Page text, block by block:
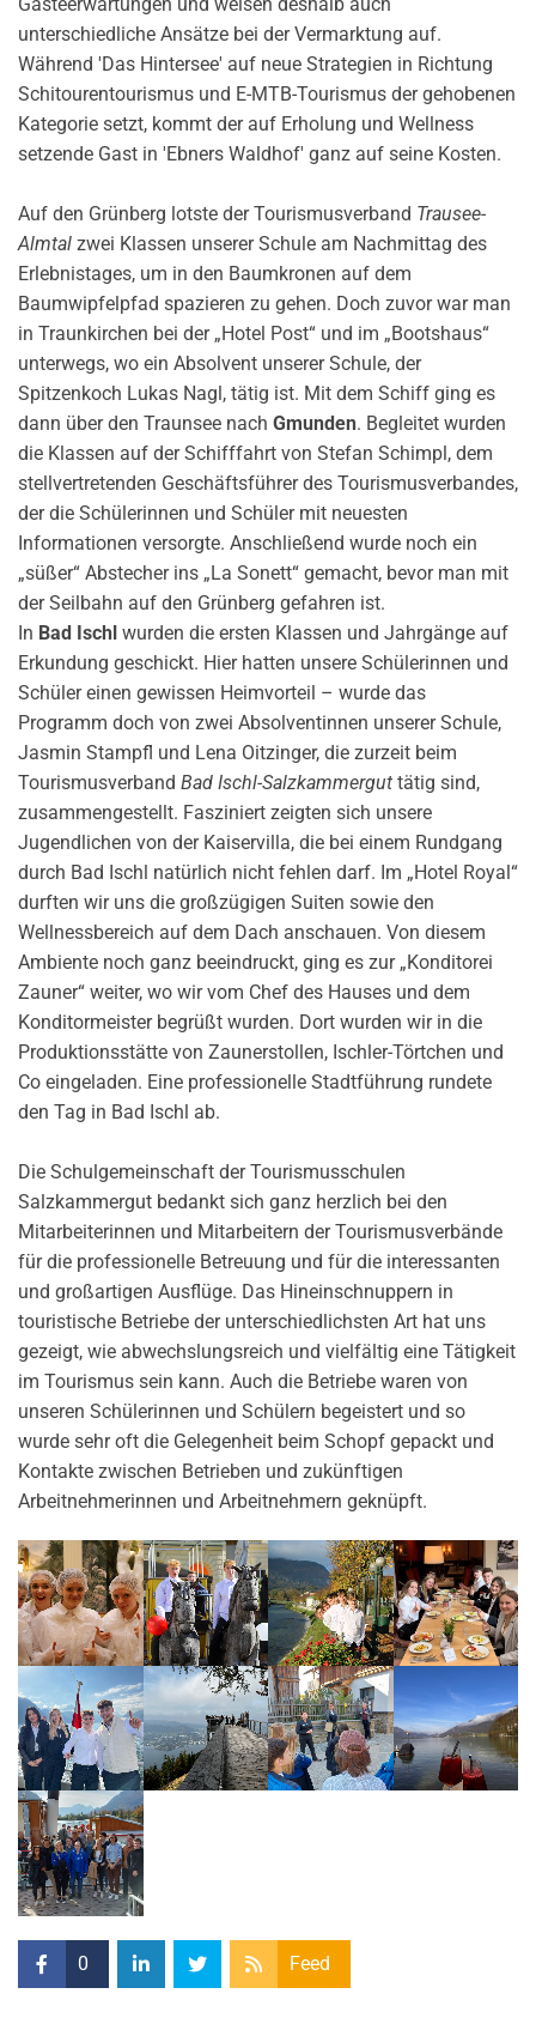
unterschiedliche Ansätze bei der Vermarktung auf.
Während 'Das Hintersee' auf neue Strategien in Richtung
Schitourentourismus und E-MTB-Tourismus der gehobenen
Kategorie setzt, kommt der auf Erholung und Wellness
setzende Gast in 'Ebners Waldhof' ganz auf seine Kosten.
Auf den Grünberg lotste der Tourismusverband Trausee-
Almtal zwei Klassen unserer Schule am Nachmittag des
Erlebnistages, um in den Baumkronen auf dem
Baumwipfelpfad spazieren zu gehen. Doch zuvor war man
in Traunkirchen bei der „Hotel Post“ und im „Bootshaus“
unterwegs, wo ein Absolvent unserer Schule, der
Spitzenkoch Lukas Nagl, tätig ist. Mit dem Schiff ging es
dann über den Traunsee nach Gmunden. Begleitet wurden
die Klassen auf der Schifffahrt von Stefan Schimpl, dem
stellvertretenden Geschäftsführer des Tourismusverbandes,
der die Schülerinnen und Schüler mit neuesten
Informationen versorgte. Anschließend wurde noch ein
„süßer“ Abstecher ins „La Sonett“ gemacht, bevor man mit
der Seilbahn auf den Grünberg gefahren ist.
In Bad Ischl wurden die ersten Klassen und Jahrgänge auf
Erkundung geschickt. Hier hatten unsere Schülerinnen und
Schüler einen gewissen Heimvorteil – wurde das
Programm doch von zwei Absolventinnen unserer Schule,
Jasmin Stampfl und Lena Oitzinger, die zurzeit beim
Tourismusverband Bad Ischl-Salzkammergut tätig sind,
zusammengestellt. Fasziniert zeigten sich unsere
Jugendlichen von der Kaiservilla, die bei einem Rundgang
durch Bad Ischl natürlich nicht fehlen darf. Im „Hotel Royal“
durften wir uns die großzügigen Suiten sowie den
Wellnessbereich auf dem Dach anschauen. Von diesem
Ambiente noch ganz beeindruckt, ging es zur „Konditorei
Zauner“ weiter, wo wir vom Chef des Hauses und dem
Konditormeister begrüßt wurden. Dort wurden wir in die
Produktionsstätte von Zaunerstollen, Ischler-Törtchen und
Co eingeladen. Eine professionelle Stadtführung rundete
den Tag in Bad Ischl ab.
Die Schulgemeinschaft der Tourismusschulen
Salzkammergut bedankt sich ganz herzlich bei den
Mitarbeiterinnen und Mitarbeitern der Tourismusverbände
für die professionelle Betreuung und für die interessanten
und großartigen Ausflüge. Das Hineinschnuppern in
touristische Betriebe der unterschiedlichsten Art hat uns
gezeigt, wie abwechslungsreich und vielfältig eine Tätigkeit
im Tourismus sein kann. Auch die Betriebe waren von
unseren Schülerinnen und Schülern begeistert und so
wurde sehr oft die Gelegenheit beim Schopf gepackt und
Kontakte zwischen Betrieben und zukünftigen
Arbeitnehmerinnen und Arbeitnehmern geknüpft.
0 Feed